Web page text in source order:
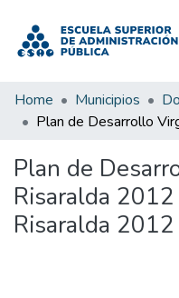
Home Municipios
Plan de
Risaralda
Risaralda